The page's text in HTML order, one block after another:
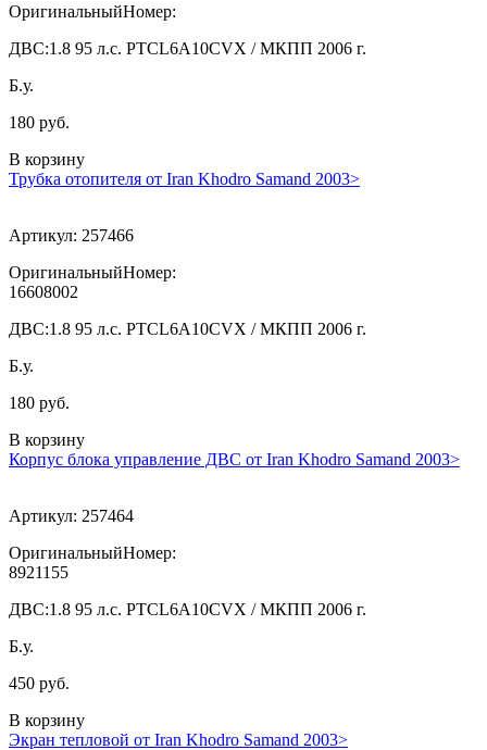
ОригинальныйНомер:
ДВС:1.8 95 л.с. PTCL6A10CVX / МКПП 2006 г.
Б.у.
180 руб.
В корзину
Трубка отопителя от Iran Khodro Samand 2003>
Артикул: 257466
ОригинальныйНомер:
16608002
ДВС:1.8 95 л.с. PTCL6A10CVX / МКПП 2006 г.
Б.у.
180 руб.
В корзину
Корпус блока управление ДВС от Iran Khodro Samand 2003>
Артикул: 257464
ОригинальныйНомер:
8921155
ДВС:1.8 95 л.с. PTCL6A10CVX / МКПП 2006 г.
Б.у.
450 руб.
В корзину
Экран тепловой от Iran Khodro Samand 2003>